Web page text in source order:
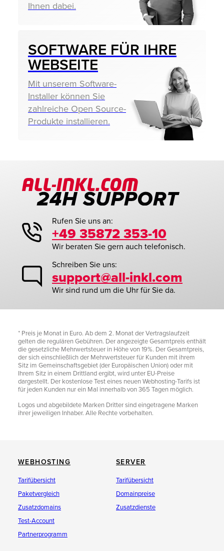
Ihnen dabei.
SOFTWARE FÜR IHRE
WEBSEITE
Mit unserem Software-
Installer können Sie
zahlreiche Open Source-
Produkte installieren.
Rufen Sie uns an:
+49 35872 353-10
Wir beraten Sie gern auch telefonisch.
Schreiben Sie uns:
support@all-inkl.com
Wir sind rund um die Uhr für Sie da.
* Preis je Monat in Euro. Ab dem 2. Monat der Vertragslaufzeit
gelten die regulären Gebühren. Der angezeigte Gesamtpreis enthält
die gesetzliche Mehrwertsteuer in Höhe von 19%. Der Gesamtpreis,
der sich einschließlich der Mehrwertsteuer für Kunden mit ihrem
Sitz im Gemeinschaftsgebiet (der Europäischen Union) oder mit
Ihrem Sitz in einem Drittland ergibt, wird unter EU-Preise
dargestellt. Der kostenlose Test eines neuen Webhosting-Tarifs ist
für jeden Kunden nur ein Mal innerhalb von 365 Tagen möglich.
Logos und abgebildete Marken Dritter sind eingetragene Marken
ihrer jeweiligen Inhaber. Alle Rechte vorbehalten.
WEBHOSTING
Tarifübersicht
Paketvergleich
Zusatzdomains
Test-Account
Partnerprogramm
SERVER
Tarifübersicht
Domainpreise
Zusatzdienste